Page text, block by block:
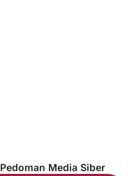
Pedoman Media Siber